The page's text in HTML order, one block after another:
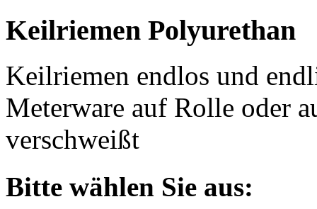
Keilriemen Polyurethan
Keilriemen endlos und
Meterware auf Rolle oder
verschweißt
Bitte wählen Sie aus: